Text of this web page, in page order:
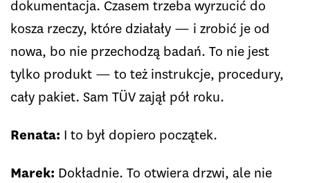
dokumentacja. Czasem trzeba wyrzucić do
kosza rzeczy, które działały — i zrobić je od
nowa, bo nie przechodzą badań. To nie jest
tylko produkt — to też instrukcje, procedury,
cały pakiet. Sam TÜV zajął pół roku.
Renata: I to był dopiero początek.
Marek: Dokładnie. To otwiera drzwi, ale nie